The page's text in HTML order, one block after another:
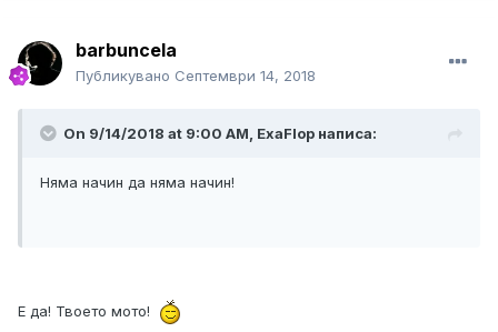
barbuncela
Публикувано Септември 14, 2018
On 9/14/2018 at 9:00 AM, ExaFlop написа:
Няма начин да няма начин!
Е да! Твоето мото!